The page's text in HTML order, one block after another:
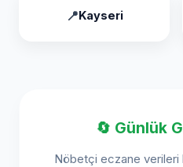
Kayseri
🔄 Günlük
Nöbetçi eczane verileri